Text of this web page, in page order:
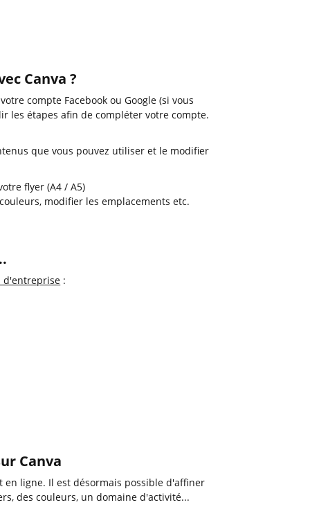
Canva ?
compte Facebook ou Google (si vous
les étapes afin de compléter votre compte.
que vous pouvez utiliser et le modifier
flyer (A4 / A5)
modifier les emplacements etc.
d'entreprise :
Canva
ligne. Il est désormais possible d'affiner
des couleurs, un domaine d'activité...